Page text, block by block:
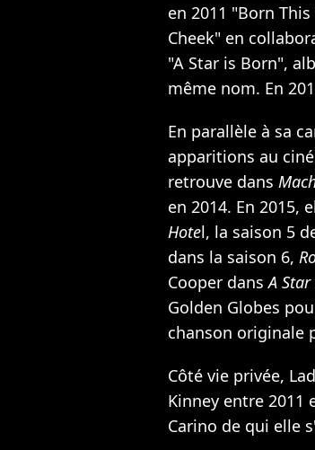
en 2011 "Born
Cheek" en
"A Star is Born",
même nom. En
En parallèle à sa
apparitions au
retrouve dans
en 2014. En 2015,
Hotel, la saison 5
dans la saison 6,
Cooper dansA
Golden Globes
chanson originale
Côté vie privée,
Kinney entre 2011
Carino de qui elle